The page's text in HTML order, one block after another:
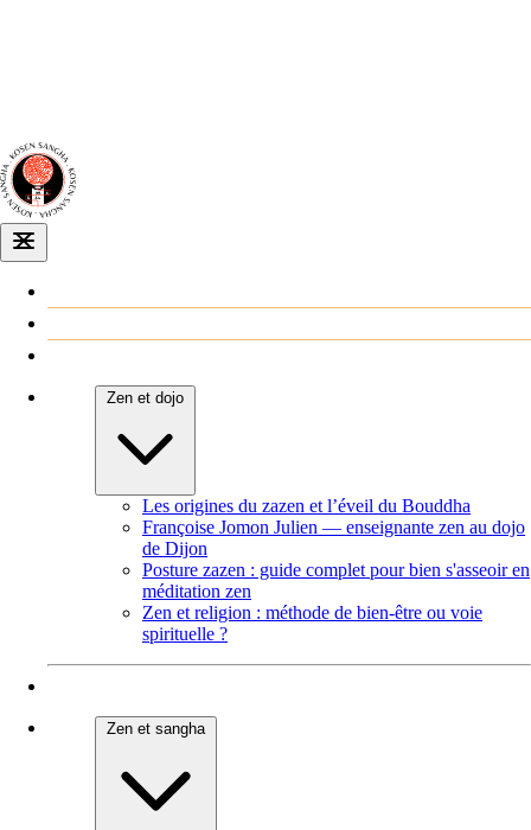
Zen et dojo
Les origines du zazen et l’éveil du Bouddha
Françoise Jomon Julien — enseignante zen au dojo
de Dijon
Posture zazen : guide complet pour bien s'asseoir en
méditation zen
Zen et religion : méthode de bien-être ou voie
spirituelle ?
Zen et sangha